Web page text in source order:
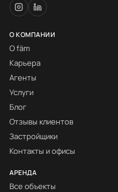
О КОМПАНИИ
О fäm
Карьера
Агенты
Услуги
Блог
Отзывы клиентов
Застройщики
Контакты и офисы
АРЕНДА
Все объекты